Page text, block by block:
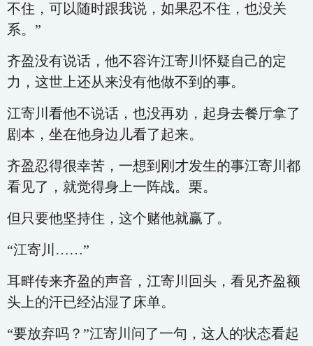
不住，可以随时跟我说，如果忍不住，也没关
系。”
齐盈没有说话，他不容许江寄川怀疑自己的定
力，这世上还从来没有他做不到的事。
江寄川看他不说话，也没再劝，起身去餐厅拿了
剧本，坐在他身边儿看了起来。
齐盈忍得很幸苦，一想到刚才发生的事江寄川都
看见了，就觉得身上一阵战。栗。
但只要他坚持住，这个赌他就赢了。
“江寄川……”
耳畔传来齐盈的声音，江寄川回头，看见齐盈额
头上的汗已经沾湿了床单。
“要放弃吗？”江寄川问了一句，这人的状态看起